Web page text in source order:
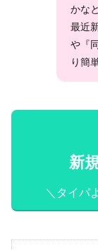
かな
最近
や『
り簡
新
＼タイパ